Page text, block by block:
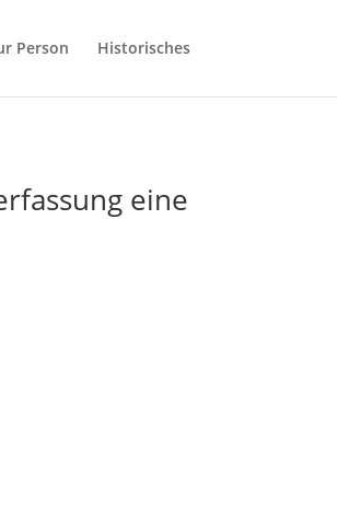
Person Historisches
eine